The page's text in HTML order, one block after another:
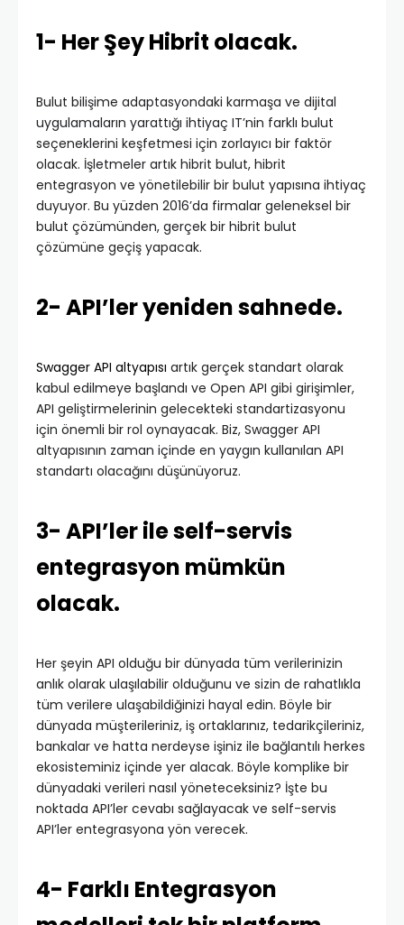
1- Her Şey Hibrit olacak.
Bulut bilişime adaptasyondaki karmaşa ve dijital
uygulamaların yarattığı ihtiyaç IT’nin farklı bulut
seçeneklerini keşfetmesi için zorlayıcı bir faktör
olacak. İşletmeler artık hibrit bulut, hibrit
entegrasyon ve yönetilebilir bir bulut yapısına ihtiyaç
duyuyor. Bu yüzden 2016’da firmalar geleneksel bir
bulut çözümünden, gerçek bir hibrit bulut
çözümüne geçiş yapacak.
2- API’ler yeniden sahnede.
Swagger API altyapısı artık gerçek standart olarak
kabul edilmeye başlandı ve Open API gibi girişimler,
API geliştirmelerinin gelecekteki standartizasyonu
için önemli bir rol oynayacak. Biz, Swagger API
altyapısının zaman içinde en yaygın kullanılan API
standartı olacağını düşünüyoruz.
3- API’ler ile self-servis
entegrasyon mümkün
olacak.
Her şeyin API olduğu bir dünyada tüm verilerinizin
anlık olarak ulaşılabilir olduğunu ve sizin de rahatlıkla
tüm verilere ulaşabildiğinizi hayal edin. Böyle bir
dünyada müşterileriniz, iş ortaklarınız, tedarikçileriniz,
bankalar ve hatta nerdeyse işiniz ile bağlantılı herkes
ekosisteminiz içinde yer alacak. Böyle komplike bir
dünyadaki verileri nasıl yöneteceksiniz? İşte bu
noktada API’ler cevabı sağlayacak ve self-servis
API’ler entegrasyona yön verecek.
4- Farklı Entegrasyon